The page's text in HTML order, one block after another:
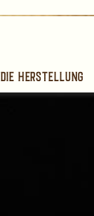
Die Herstellung